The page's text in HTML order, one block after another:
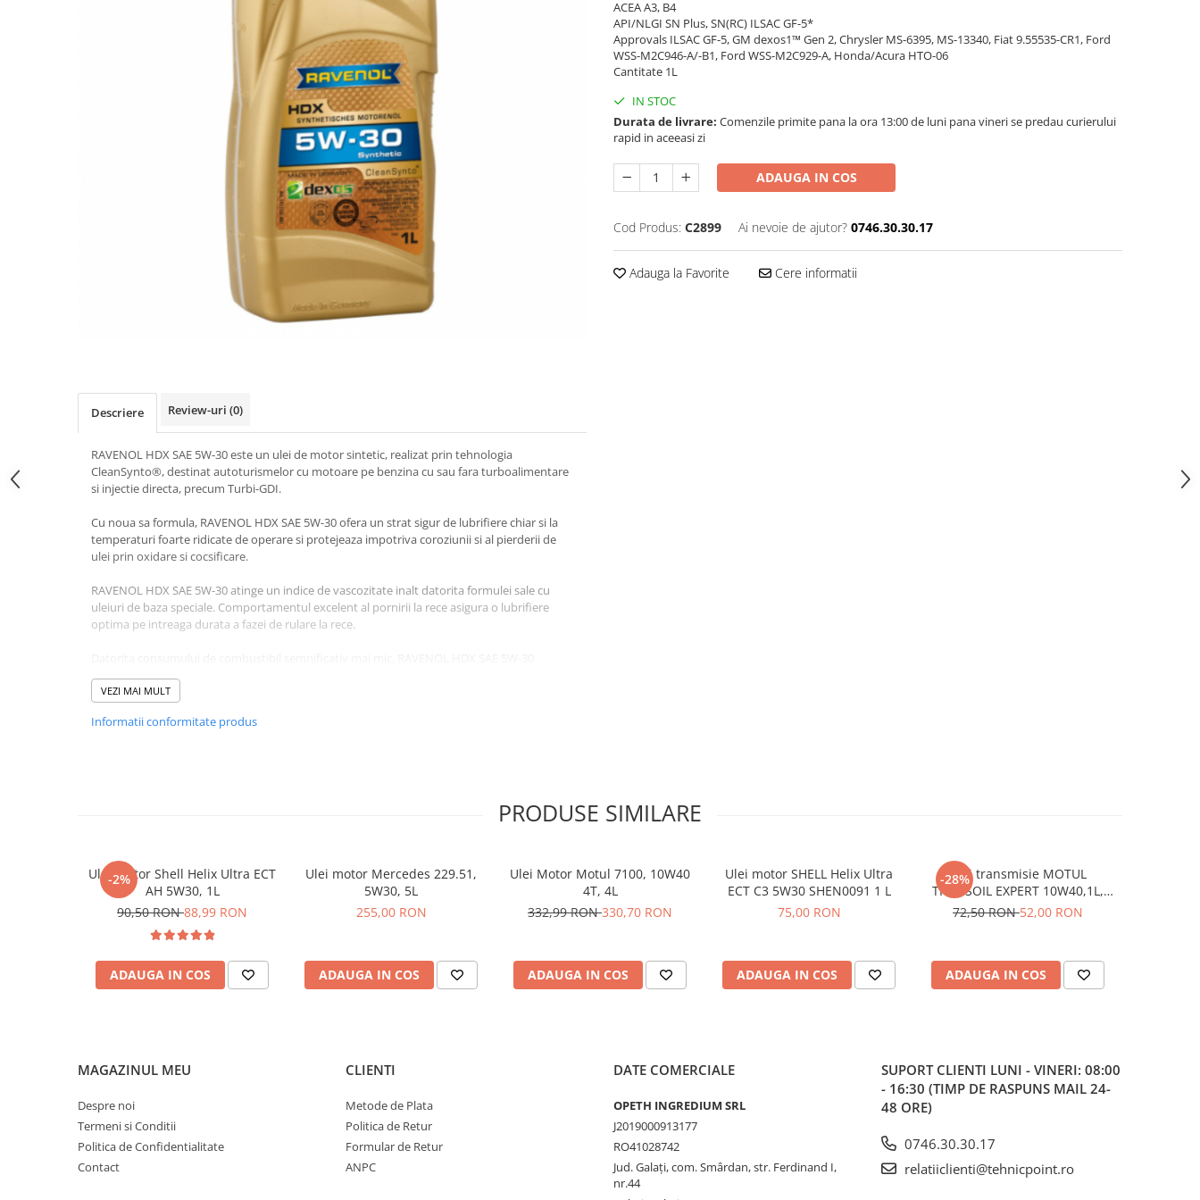
ACEA A3, B4
API/NLGI SN Plus, SN(RC) ILSAC GF-5*
Approvals ILSAC GF-5, GM dexos1™ Gen 2, Chrysler MS-6395, MS-13340, Fiat 9.55535-CR1, Ford
WSS-M2C946-A/-B1, Ford WSS-M2C929-A, Honda/Acura HTO-06
Cantitate 1L
IN STOC
Durata de livrare: Comenzile primite pana la ora 13:00 de luni pana vineri se predau curierului
rapid in aceeasi zi
ADAUGA IN COS
Cod Produs: C2899 Ai nevoie de ajutor? 0746.30.30.17
Adauga la Favorite Cere informatii
Descriere Review-uri (0)
RAVENOL HDX SAE 5W-30 este un ulei de motor sintetic, realizat prin tehnologia
CleanSynto®, destinat autoturismelor cu motoare pe benzina cu sau fara turboalimentare
si injectie directa, precum Turbi-GDI.
Cu noua sa formula, RAVENOL HDX SAE 5W-30 ofera un strat sigur de lubrifiere chiar si la
temperaturi foarte ridicate de operare si protejeaza impotriva coroziunii si al pierderii de
ulei prin oxidare si cocsificare.
RAVENOL HDX SAE 5W-30 atinge un indice de vascozitate inalt datorita formulei sale cu
uleiuri de baza speciale. Comportamentul excelent al pornirii la rece asigura o lubrifiere
optima pe intreaga durata a fazei de rulare la rece.
contribuie la protejarea mediului, reducand emisiile poluante.
recomanda.
RAVENOL HDX SAE 5W-30 este potrivit si pentru anumite specificatii Ford, Chrysler si Fiat.
Product Range AUTOTURISME CLEANSTYNTO
Vascozitate 5W-30
Fabrication Fullsintetic
ACEA A3, B4
API/NLGI SN Plus, SN(RC) ILSAC GF-5*
Ford WSS-M2C946-A/-B1, Ford WSS-M2C929-A, Honda/Acura HTO-06
Cantitate 1L
VEZI MAI MULT
Informatii conformitate produs
PRODUSE SIMILARE
-2%
Ulei motor Shell Helix Ultra ECT
AH 5W30, 1L
90,50 RON88,99 RON
ADAUGA IN COS
Ulei motor Mercedes 229.51,
5W30, 5L
255,00 RON
ADAUGA IN COS
Ulei Motor Motul 7100, 10W40
4T, 4L
332,99 RON330,70 RON
ADAUGA IN COS
Ulei motor SHELL Helix Ultra
ECT C3 5W30 SHEN0091 1 L
75,00 RON
ADAUGA IN COS
-28%
Ulei transmisie MOTUL
TRANSOIL EXPERT 10W40,1L,
semi sintetic
72,50 RON52,00 RON
ADAUGA IN COS
MAGAZINUL MEU
Despre noi
Termeni si Conditii
Politica de Confidentialitate
Contact
CLIENTI
Metode de Plata
Politica de Retur
Formular de Retur
ANPC
DATE COMERCIALE
OPETH INGREDIUM SRL
J2019000913177
RO41028742
Jud. Galaţi, com. Smârdan, str. Ferdinand I,
nr.44
SUPORT CLIENTI LUNI - VINERI: 08:00
- 16:30 (TIMP DE RASPUNS MAIL 24-
48 ORE)
0746.30.30.17
relatiiclienti@tehnicpoint.ro